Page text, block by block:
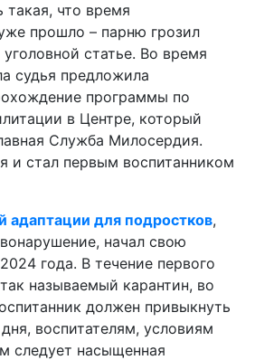
такая, что время
прошло – парню грозил
статье. Во время
судья предложила
программы по
в Центре, который
Служба Милосердия.
и стал первым воспитанником
адаптации для подростков,
начал свою
года. В течение первого
называемый карантин, во
должен привыкнуть
воспитателям, условиям
следует насыщенная